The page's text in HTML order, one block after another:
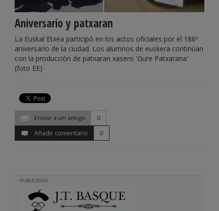
Aniversario y patxaran
La Euskal Etxea participó en los actos oficiales por el 186º
aniversario de la ciudad. Los alumnos de euskera continúan
con la producción de patxaran xasero 'Gure Patxarana'
(foto EE)
Enviar a un amigo
0
Añadir comentario
0
PUBLICIDAD